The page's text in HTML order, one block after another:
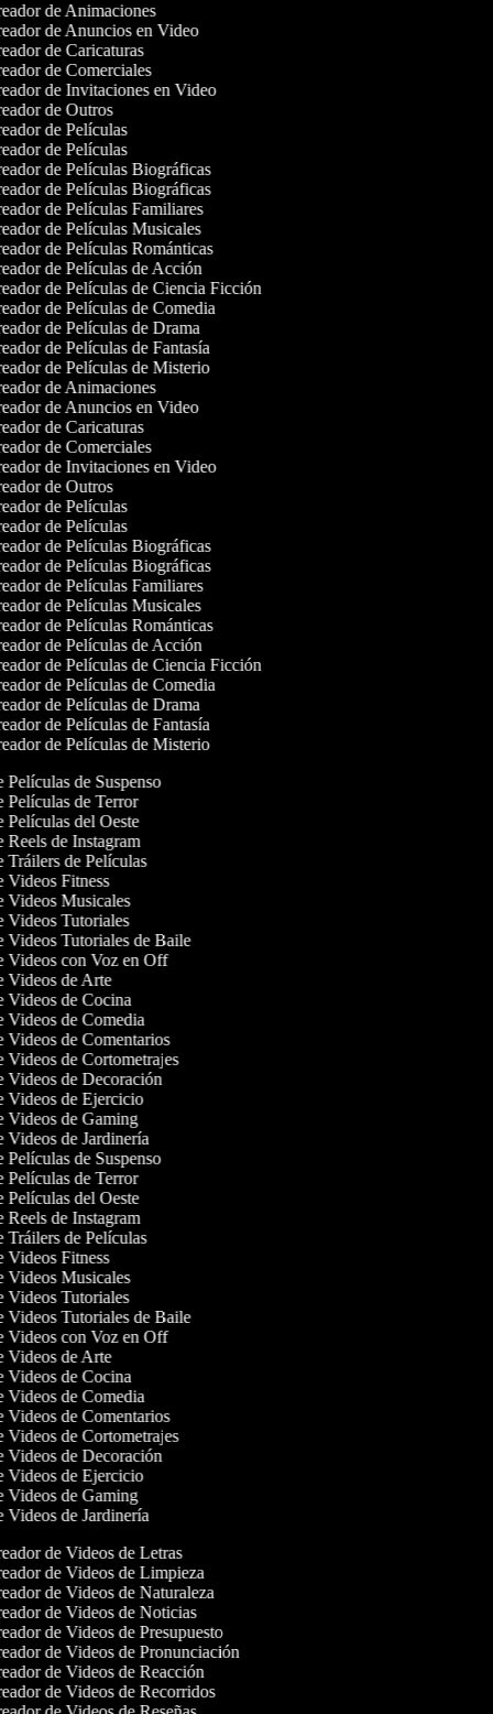
de Animaciones
de Anuncios en Video
de Caricaturas
de Comerciales
de Invitaciones en Video
de Outros
de Películas
de Películas
de Películas Biográficas
de Películas Biográficas
de Películas Familiares
de Películas Musicales
de Películas Románticas
de Películas de Acción
de Películas de Ciencia Ficción
de Películas de Comedia
de Películas de Drama
de Películas de Fantasía
de Películas de Misterio
de Animaciones
de Anuncios en Video
de Caricaturas
de Comerciales
de Invitaciones en Video
de Outros
de Películas
de Películas
de Películas Biográficas
de Películas Biográficas
de Películas Familiares
de Películas Musicales
de Películas Románticas
de Películas de Acción
de Películas de Ciencia Ficción
de Películas de Comedia
de Películas de Drama
de Películas de Fantasía
de Películas de Misterio
Películas de Suspenso
Películas de Terror
Películas del Oeste
Reels de Instagram
Tráilers de Películas
Videos Fitness
Videos Musicales
Videos Tutoriales
Videos Tutoriales de Baile
Videos con Voz en Off
Videos de Arte
Videos de Cocina
Videos de Comedia
Videos de Comentarios
Videos de Cortometrajes
Videos de Decoración
Videos de Ejercicio
Videos de Gaming
Videos de Jardinería
Películas de Suspenso
Películas de Terror
Películas del Oeste
Reels de Instagram
Tráilers de Películas
Videos Fitness
Videos Musicales
Videos Tutoriales
Videos Tutoriales de Baile
Videos con Voz en Off
Videos de Arte
Videos de Cocina
Videos de Comedia
Videos de Comentarios
Videos de Cortometrajes
Videos de Decoración
Videos de Ejercicio
Videos de Gaming
Videos de Jardinería
de Videos de Letras
de Videos de Limpieza
de Videos de Naturaleza
de Videos de Noticias
de Videos de Presupuesto
de Videos de Pronunciación
de Videos de Reacción
de Videos de Recorridos